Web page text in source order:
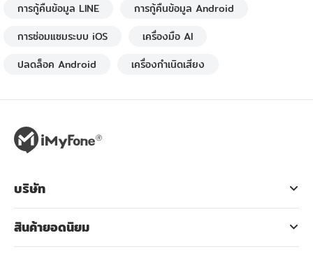
การกู้คืนข้อมูล LINE
การกู้คืนข้อมูล Android
การซ่อมแซมระบบ iOS
เครื่องมือ AI
ปลดล็อค Android
เครื่องกำเนิดเสียง
บริษัท
สินค้ายอดนิยม